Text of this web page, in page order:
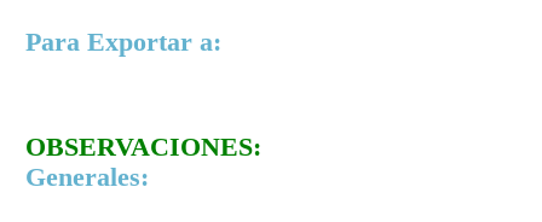
Para Exportar a:
OBSERVACIONES:
Generales: